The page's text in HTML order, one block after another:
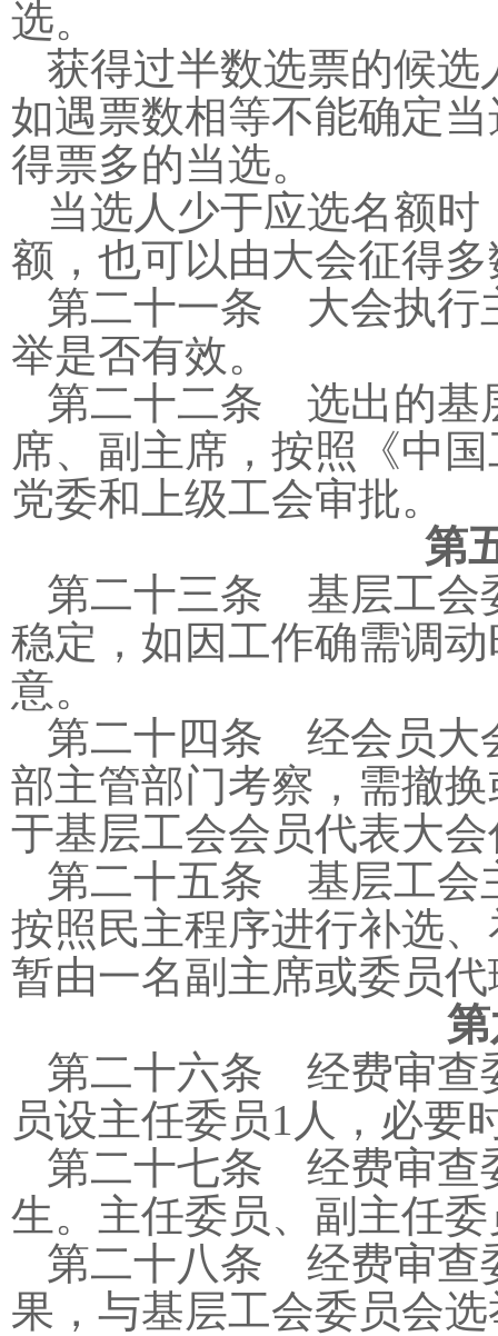
选。
获得过半数选票的候
如遇票数相等不能确定
得票多的当选。
当选人少于应选名额
额，也可以由大会征得
第二十一条 大会执行
举是否有效。
第二十二条 选出的基
席、副主席，按照《中
党委和上级工会审批。
第
第二十三条 基层工会
稳定，如因工作确需调
意。
第二十四条 经会员大
部主管部门考察，需撤
于基层工会会员代表大
第二十五条 基层工会
按照民主程序进行补选
暂由一名副主席或委员
第二十六条 经费审查
员设主任委员1 人，必要
第二十七条 经费审查
生。主任委员、副主任
第二十八条 经费审查
果，与基层工会委员会